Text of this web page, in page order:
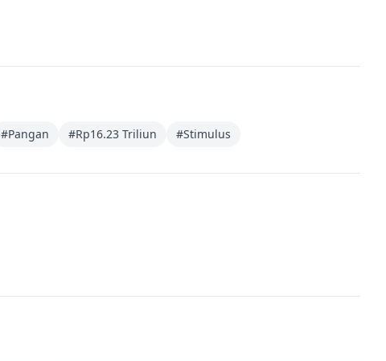
#Pangan #Rp16.23 Triliun #Stimulus